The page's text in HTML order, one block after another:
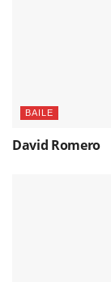
BAILE
David Romero